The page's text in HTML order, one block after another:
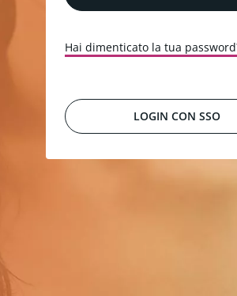
Hai dimenticato la tua
LOGIN CON SSO